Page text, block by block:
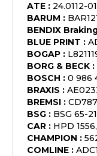
ATE : 24.0112-
BARUM :
BENDIX
BLUE PRINT :
BOGAP :
BORG & BECK :
BOSCH : 0 986
BRAXIS :
BREMSI :
BSG : BSG 65-
CAR : HPD
CHAMPION :
COMLINE :